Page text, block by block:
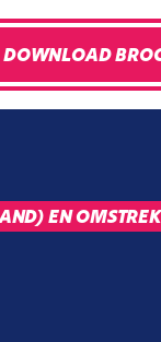
DOWNLOAD
EN